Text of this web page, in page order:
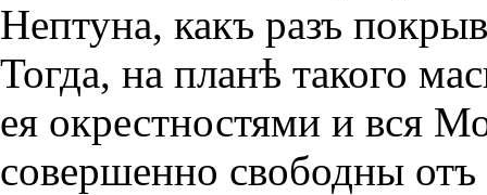
Нептуна, какъ разъ
Тогда, на планѣ такого
ея окрестностями и вся
совершенно свободны отъ